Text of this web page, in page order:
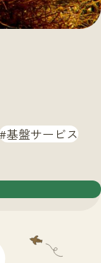
基盤サービス